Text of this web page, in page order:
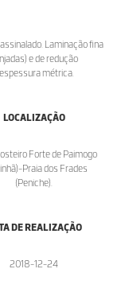
Laminação fina
e de redução
métrica.
LOCALIZAÇÃO
Forte de Paimogo
Praia dos Frades
(Peniche).
DE REALIZAÇÃO
2018-12-24